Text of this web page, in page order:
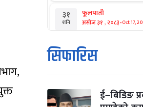
३१
शनि
फूलपाती
असोज ३१ , २०८३-Oct 17,
१
आइत
कार्तिक सङ्क्रान्ति
कार्तिक १, २०८३
मंगल कार्तिक ३, २०८३-Oct 20,
सिफारिस
ई–बिडिङ